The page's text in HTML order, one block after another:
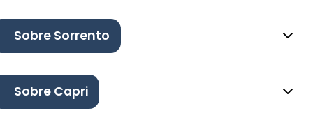
Sobre Sorrento
Sobre Capri